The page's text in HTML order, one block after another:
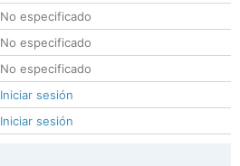
No especificado
No especificado
No especificado
Iniciar sesión
Iniciar sesión